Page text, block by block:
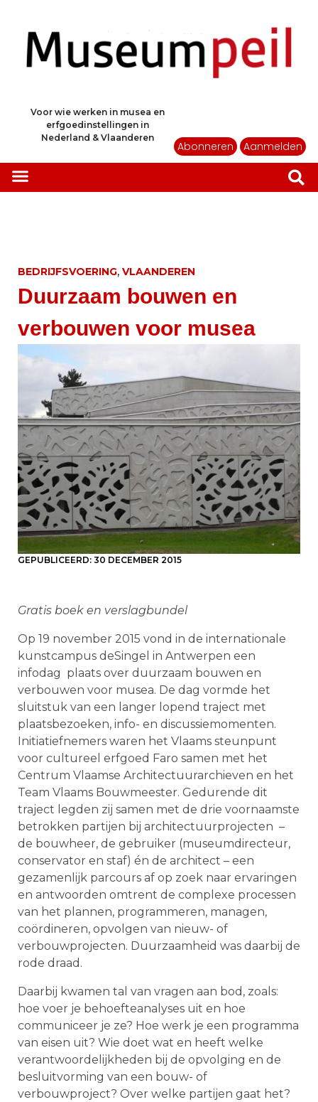
Voor wie werken in musea en
erfgoedinstellingen in
Nederland & Vlaanderen
Abonneren Aanmelden
BEDRIJFSVOERING, VLAANDEREN
Duurzaam bouwen en
verbouwen voor musea
GEPUBLICEERD: 30 DECEMBER 2015
Gratis boek en verslagbundel
Op 19 november 2015 vond in de internationale
kunstcampus deSingel in Antwerpen een
infodag plaats over duurzaam bouwen en
verbouwen voor musea. De dag vormde het
sluitstuk van een langer lopend traject met
plaatsbezoeken, info- en discussiemomenten.
Initiatiefnemers waren het Vlaams steunpunt
voor cultureel erfgoed Faro samen met het
Centrum Vlaamse Architectuurarchieven en het
Team Vlaams Bouwmeester. Gedurende dit
traject legden zij samen met de drie voornaamste
betrokken partijen bij architectuurprojecten –
de bouwheer, de gebruiker (museumdirecteur,
conservator en staf) én de architect – een
gezamenlijk parcours af op zoek naar ervaringen
en antwoorden omtrent de complexe processen
van het plannen, programmeren, managen,
coördineren, opvolgen van nieuw- of
verbouwprojecten. Duurzaamheid was daarbij de
rode draad.
Daarbij kwamen tal van vragen aan bod, zoals:
hoe voer je behoefteanalyses uit en hoe
communiceer je ze? Hoe werk je een programma
van eisen uit? Wie doet wat en heeft welke
verantwoordelijkheden bij de opvolging en de
besluitvorming van een bouw- of
verbouwproject? Over welke partijen gaat het?